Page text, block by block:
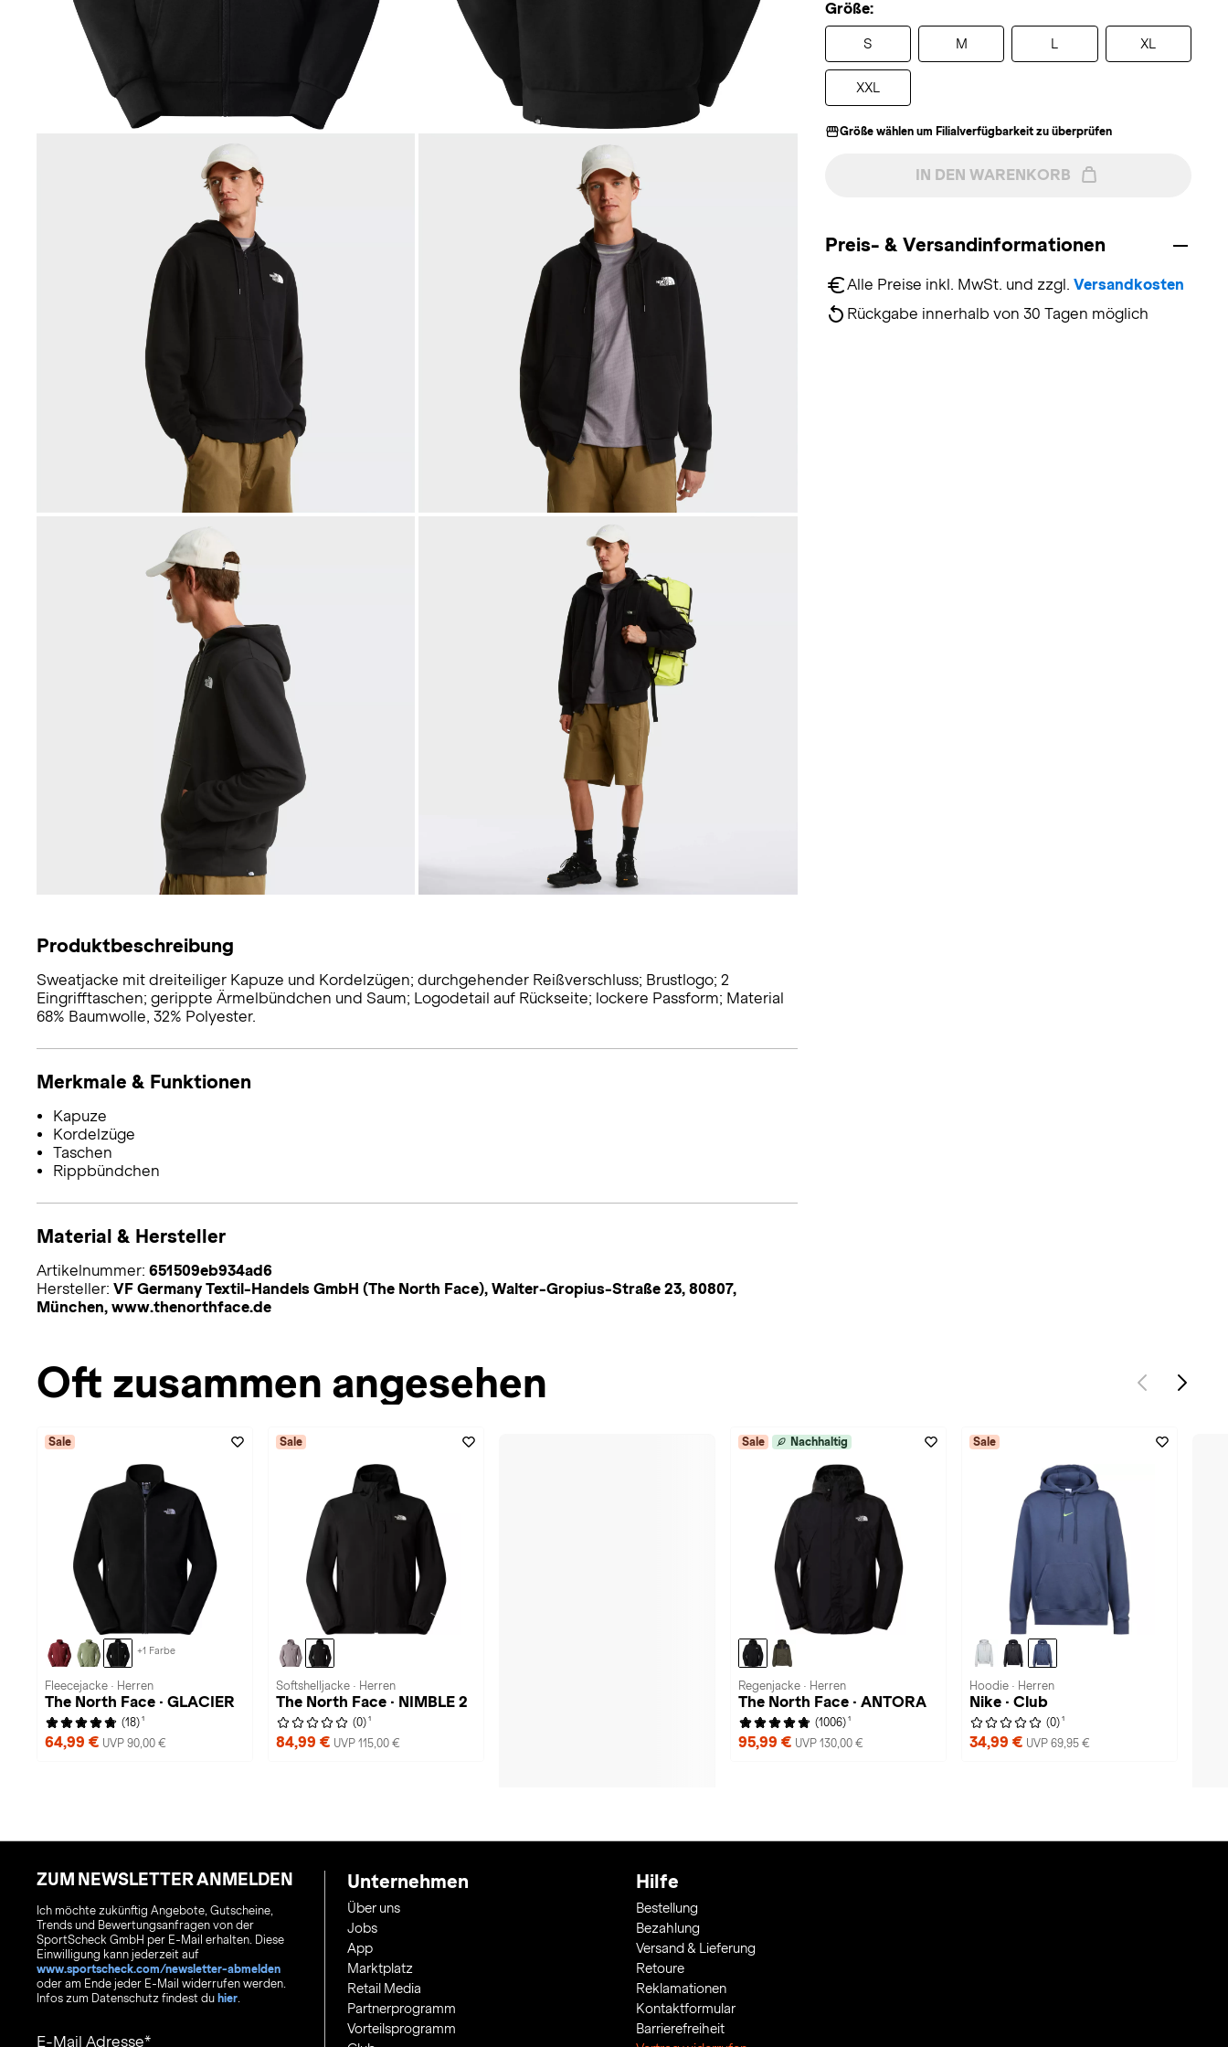
Größe:
S M XL
XXL
Größe wählen um Filialverfügbarkeit zu überprüfen
IN DEN WARENKORB
Preis- & Versandinformationen
Alle Preise inkl. MwSt. und zzgl. Versandkosten
Rückgabe innerhalb von 30 Tagen möglich
Produktbeschreibung
Sweatjacke mit dreiteiliger Kapuze und Kordelzügen; durchgehender Reißverschluss; Brustlogo; 2
Eingrifftaschen; gerippte Ärmelbündchen und Saum; Logodetail auf Rückseite; lockere Passform; Material
68% Baumwolle, 32% Polyester.
Merkmale & Funktionen
Kapuze
Kordelzüge
Taschen
Rippbündchen
Material & Hersteller
Artikelnummer: 651509eb934ad6
Hersteller: VF Germany Textil-Handels GmbH (The North Face), Walter-Gropius-Straße 23, 80807,
München, www.thenorthface.de
Oft zusammen angesehen
Sale
+1 Farbe
Fleecejacke · Herren
The North Face · GLACIER
(18) 1
64,99 € UVP 90,00 €
Sale
Softshelljacke · Herren
The North Face · NIMBLE 2
(0) 1
84,99 € UVP 115,00 €
Sale Nachhaltig
Regenjacke · Herren
The North Face · ANTORA
(1006) 1
95,99 € UVP 130,00 €
Sale
Hoodie · Herren
Nike · Club
(0) 1
34,99 € UVP 69,95 €
ZUM NEWSLETTER ANMELDEN
Ich möchte zukünftig Angebote, Gutscheine,
Trends und Bewertungsanfragen von der
SportScheck GmbH per E-Mail erhalten. Diese
Einwilligung kann jederzeit auf
www.sportscheck.com/newsletter-abmelden
oder am Ende jeder E-Mail widerrufen werden.
Infos zum Datenschutz findest du hier.
E-Mail Adresse
Unternehmen
Über uns
Jobs
App
Marktplatz
Retail Media
Partnerprogramm
Vorteilsprogramm
Hilfe
Bestellung
Bezahlung
Versand & Lieferung
Retoure
Reklamationen
Kontaktformular
Barrierefreiheit